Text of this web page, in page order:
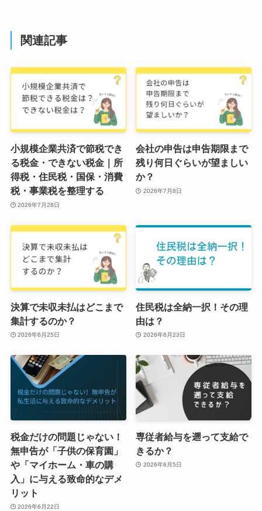
関連記事
小規模企業共済で節税でき
る税金・できない税金｜所
得税・住民税・国保・消費
税・事業税を整理する
2026年7月28日
会社の申告は申告期限まで
残り何日ぐらいが望ましい
か？
2026年7月8日
決算で未収未払はどこまで
集計するのか？
2026年6月25日
住民税は全納一択！その理
由は？
2026年6月23日
税金だけの問題じゃない！
無申告が「子供の保育園」
や「マイホーム・車の購
入」に与える致命的なデメ
リット
2026年6月22日
専従者給与を遡って支給で
きるか？
2026年6月5日